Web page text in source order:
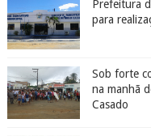
Piranhas é
Mãe em
pequeno